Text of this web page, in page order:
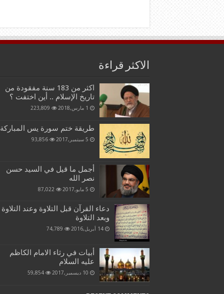
الاكثر قراءة
اكثر من 183 سنة مفقودة من
تاريخ الإسلام .. أين اختفت ؟
1 مارس,2018 223,809
طريقة ختم سورة يس المباركة
5 سبتمبر,2017 93,856
أجمل ما قيل في السيد حسن
نصر الله
5 مايو,2017 87,022
دعاء القرآن قبل التلاوة وعند التلاوة
وبعد التلاوة
14 أبريل,2016 74,789
أبيات في رثاء الامام الكاظم
عليه السلام
10 ديسمبر,2017 59,854